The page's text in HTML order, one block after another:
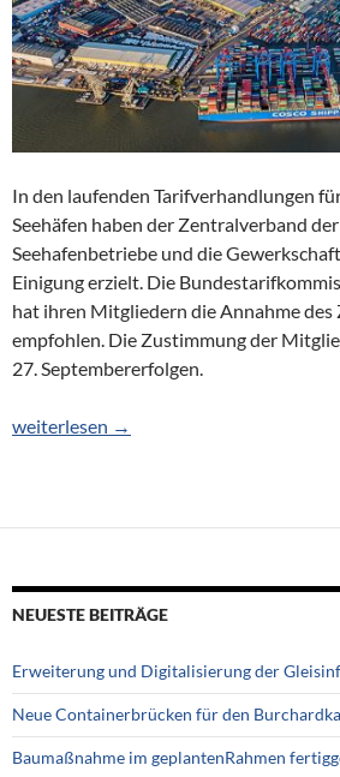
In den laufenden Tarifverhandlungen
Seehäfen haben der Zentralverband
Seehafenbetriebe und die
Einigung erzielt. Die
hat ihren Mitgliedern die Annahme des
empfohlen. Die Zustimmung der
27. Septembererfolgen.
Lohnrunde Seehäfen: Vorläufige
weiterlesen →
NEUESTE BEITRÄGE
Erweiterung und Digitalisierung der
Neue Containerbrücken für den
Baumaßnahme im geplantenRahmen